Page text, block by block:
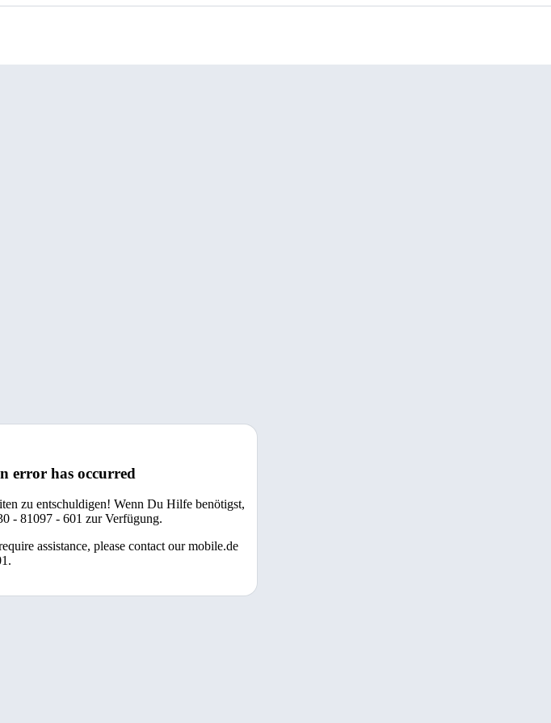
error has occurred
zu entschuldigen! Wenn Du Hilfe benötigst,
- 81097 - 601 zur Verfügung.
assistance, please contact our mobile.de